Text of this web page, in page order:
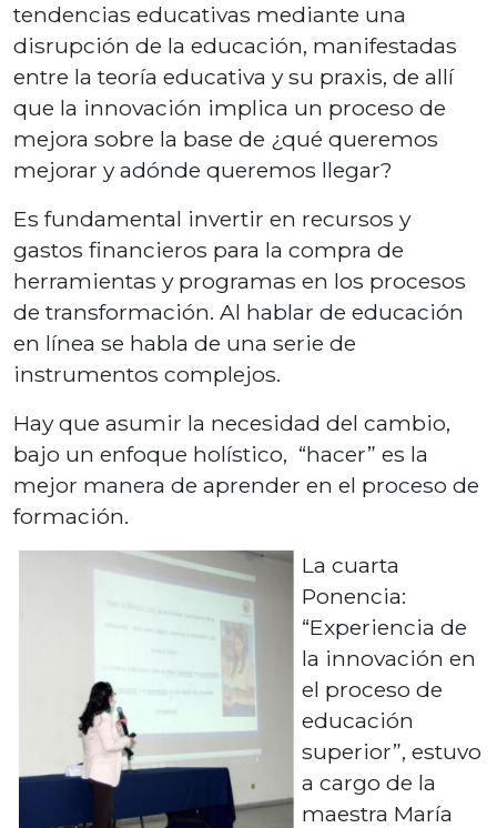
tendencias educativas mediante una
disrupción de la educación, manifestadas
entre la teoría educativa y su praxis, de allí
que la innovación implica un proceso de
mejora sobre la base de ¿qué queremos
mejorar y adónde queremos llegar?
Es fundamental invertir en recursos y
gastos financieros para la compra de
herramientas y programas en los procesos
de transformación. Al hablar de educación
en línea se habla de una serie de
instrumentos complejos.
Hay que asumir la necesidad del cambio,
bajo un enfoque holístico, “hacer” es la
mejor manera de aprender en el proceso de
formación.
La cuarta
Ponencia:
“Experiencia de
la innovación en
el proceso de
educación
superior”, estuvo
a cargo de la
maestra María